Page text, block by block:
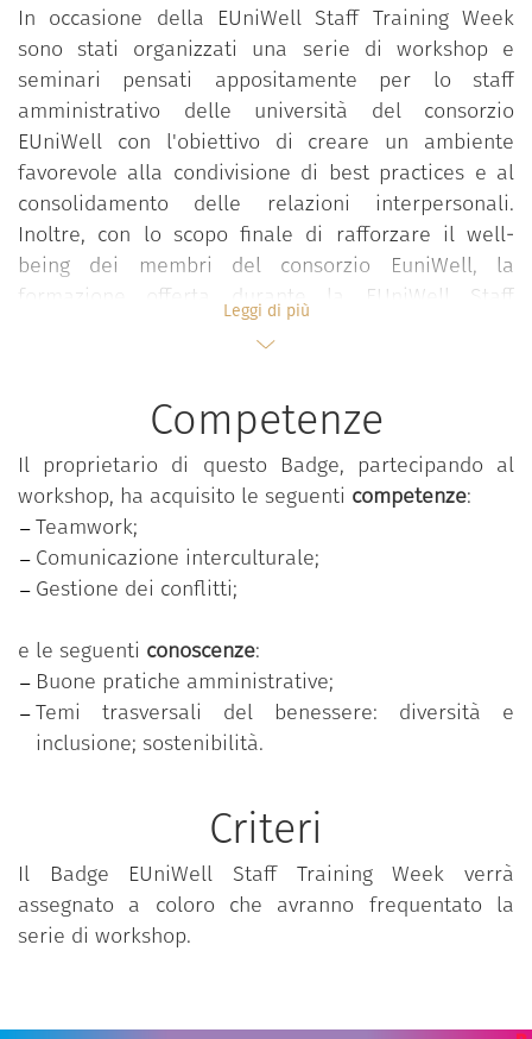
In occasione della EUniWell Staff Training Week
sono stati organizzati una serie di workshop e
seminari pensati appositamente per lo staff
amministrativo delle università del consorzio
EUniWell con l'obiettivo di creare un ambiente
favorevole alla condivisione di best practices e al
consolidamento delle relazioni interpersonali.
Inoltre, con lo scopo finale di rafforzare il well-
being dei membri del consorzio EuniWell, la
formazione offerta durante la EUniWell Staff
Training Week si è concentrata su quattro
tematiche fondamentali e interconnesse al
del Conflitto, Inclusione e Diversità e Sostenibilità.
L’obiettivo della settimana di formazione è quello di
creare una piattaforma di apprendimento e
scambio di conoscenze, in cui i partecipanti possono
condividere esperienze lavorative, sfide affrontate e
soluzioni adottate.
Attraverso presentazioni interattive, sessioni di
lavoro di gruppo e discussioni aperte, il personale
acquisisce una maggiore comprensione delle
pratiche di successo utilizzate nelle diverse
università europee e impara ad adattarle alle
proprie realtà.
saranno in grado di applicare quanto appreso alle
la comunicazione e la collaborazione all'interno
delle rispettive istituzioni.
Leggi di più
Competenze
Il proprietario di questo Badge, partecipando al
workshop, ha acquisito le seguenti competenze:
Teamwork;
Comunicazione interculturale;
Gestione dei conflitti;
e le seguenti conoscenze:
Buone pratiche amministrative;
Temi trasversali del benessere: diversità e
inclusione; sostenibilità.
Criteri
Il Badge EUniWell Staff Training Week verrà
assegnato a coloro che avranno frequentato la
serie di workshop.